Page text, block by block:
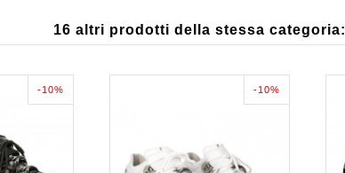
16 altri prodotti della stessa categoria:
-10% -10%